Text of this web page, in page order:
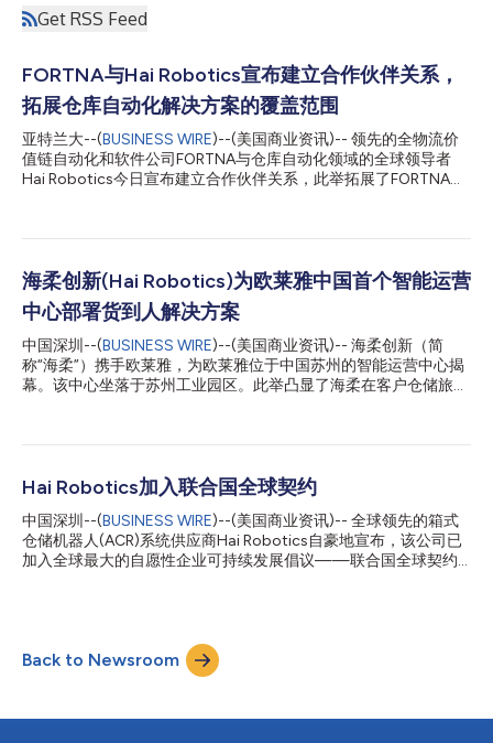
Get RSS Feed
FORTNA与Hai Robotics宣布建立合作伙伴关系，
拓展仓库自动化解决方案的覆盖范围
亚特兰大--(BUSINESS WIRE)--(美国商业资讯)-- 领先的全物流价
值链自动化和软件公司FORTNA与仓库自动化领域的全球领导者
Hai Robotics今日宣布建立合作伙伴关系，此举拓展了FORTNA
合中，其中包括最新创新成果HaiPick Climb。这一合作增强了
力。 FORTNA采用咨询式方法，通过自动化手段解决各种各样的运
营挑战，从而发现客户广泛的需求。Hai Robotics能够满足那些尚
未得到满足的需求，改善运营成果，缩短实施时间并降低成本，还
能提高AS/RS系统的采用率，这些优势吸引了FORTNA关注其解决
方案。HaiPick系列产品，包括HaiPick Climb，丰富了FORTNA的
解决方案选择，有助于解决客户的独特挑战，并拓展了自动化解决
方案的应用范围，包括在对基础设施要求极低的情况下对现有设施
海柔创新(Hai Robotics)为欧莱雅中国首个智能运营
中心部署货到人解决方案
中国深圳--(BUSINESS WIRE)--(美国商业资讯)-- 海柔创新（简
称“海柔”）携手欧莱雅，为欧莱雅位于中国苏州的智能运营中心揭
幕。该中心坐落于苏州工业园区。此举凸显了海柔在客户仓储旅程
的核心货到人解决方案HaiPick System 1，其中包括39台HaiPick
站。现在，欧莱雅能够以更高的灵活性、效率和可扩展性处理
和可持续性。 海柔创新创始人兼CEO Richie Chen表示：“我们很高
兴能参与欧莱雅的仓储之旅，利用自身的ACR和货到人技术为欧莱
雅提供支持。这标志着双方合作关系的重要节点。这一新的运营中
性。” 海柔创新为企业提供智能、卓越的电子商务仓...
Hai Robotics加入联合国全球契约
中国深圳--(BUSINESS WIRE)--(美国商业资讯)-- 全球领先的箱式
仓储机器人(ACR)系统供应商Hai Robotics自豪地宣布，该公司已
加入全球最大的自愿性企业可持续发展倡议——联合国全球契约
现可持续发展目标(SDG)。Hai Robotics还将分享年度进展情况通
报，以展示其持续的参与。 Hai Robotics创始人兼首席执行官
Richie Chen表示：“在Hai Robotics，我们将可持续发展视为推动
业公民。我们很高兴能加入联合国全球契约，履行其加快企业可持
Back to Newsroom